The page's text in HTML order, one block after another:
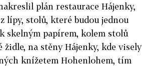
plán restaurace Hájenky,
lípy, stolů, které budou jednou
skelným papírem, kolem stolů
na stěny Hájenky, kde visely
knížetem Hohenlohem, tím